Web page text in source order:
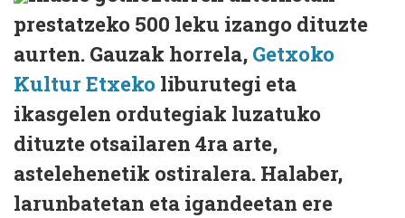
prestatzeko 500 leku izango dituzte
aurten. Gauzak horrela, Getxoko
Kultur Etxeko liburutegi eta
ikasgelen ordutegiak luzatuko
dituzte otsailaren 4ra arte,
astelehenetik ostiralera. Halaber,
larunbatetan eta igandeetan ere